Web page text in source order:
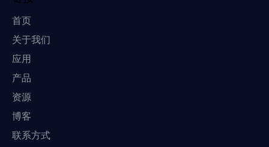
首页
关于我们
应用
产品
资源
博客
联系方式